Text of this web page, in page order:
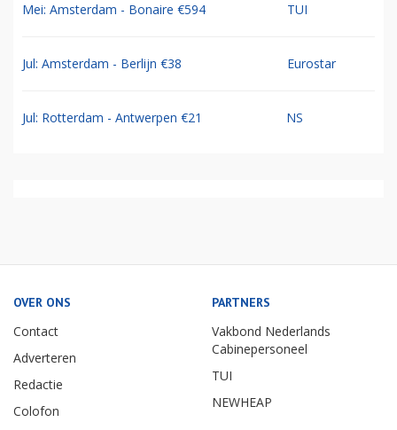
Mei: Amsterdam - Bonaire €594 TUI
Jul: Amsterdam - Berlijn €38 Eurostar
Jul: Rotterdam - Antwerpen €21 NS
OVER ONS
Contact
Adverteren
Redactie
Colofon
PARTNERS
Vakbond Nederlands
Cabinepersoneel
TUI
NEWHEAP